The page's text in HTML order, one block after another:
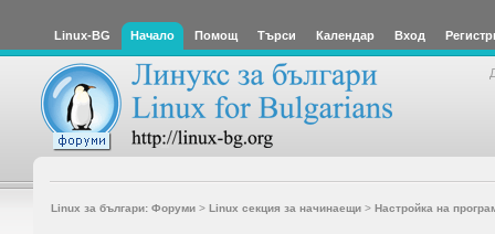
Linux-BG Начало Помощ Търси Календар Вход
Linux за българи: Форуми> Linux секция за начинаещи> Настройка на